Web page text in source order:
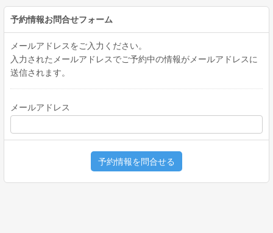
予約情報お問合せフォーム
メールアドレスをご入力ください。
入力されたメールアドレスでご予約中の情報がメールアドレスに
送信されます。
メールアドレス
予約情報を問合せる